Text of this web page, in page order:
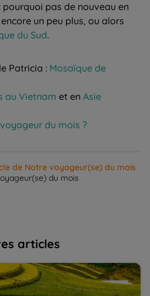
pas de nouveau en
un peu plus, ou alors
du Sud.
Patricia : Mosaïque de
au Vietnam et en Asie
du mois ?
de Notre voyageur(se) du mois
du mois
articles
et hospitalier, le témoignage